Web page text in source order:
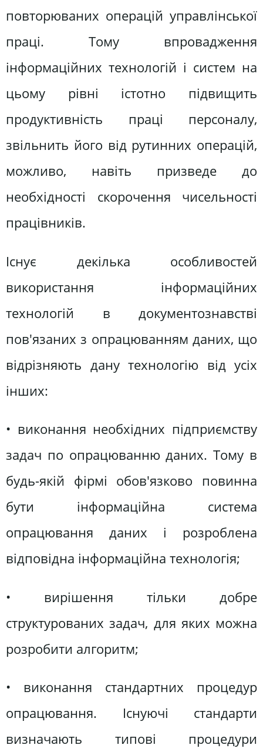
повторюваних операцій управлінської
праці. Тому впровадження
інформаційних технологій і систем на
цьому рівні істотно підвищить
продуктивність праці персоналу,
звільнить його від рутинних операцій,
можливо, навіть призведе до
необхідності скорочення чисельності
працівників.
Існує декілька особливостей
використання інформаційних
технологій в документознавстві
пов'язаних з опрацюванням даних, що
відрізняють дану технологію від усіх
інших:
• виконання необхідних підприємству
задач по опрацюванню даних. Тому в
будь-якій фірмі обов'язково повинна
бути інформаційна система
опрацювання даних і розроблена
відповідна інформаційна технологія;
• вирішення тільки добре
структурованих задач, для яких можна
розробити алгоритм;
• виконання стандартних процедур
опрацювання. Існуючі стандарти
визначають типові процедури